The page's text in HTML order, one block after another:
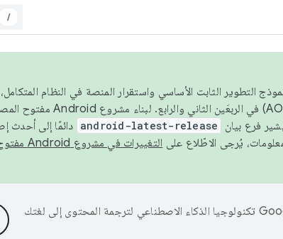
/
ولضمان اتّساق نموذج التطوير الثابت الأساسي واستقرار المنصة في النظام
فرع بيان android-latest-release دائمًا إلى أحدث
التغييرات في مشروع Android مفتوح المصدر
تستخدم Google تكنولوجيا الذكاء الاصطناعي لترجمة المحتوى إلى لغتك